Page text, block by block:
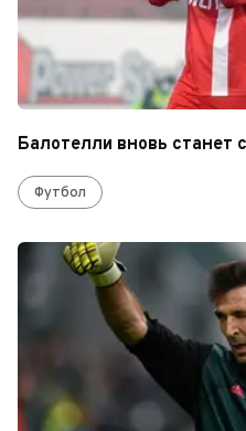
Балотелли вновь станет
Футбол